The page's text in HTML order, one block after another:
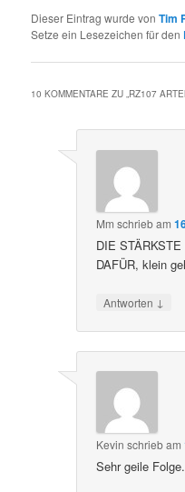
Dieser Eintrag wurde vonTim
Setze ein Lesezeichen für den
10 KOMMENTARE ZU „RZ107
Mm schriebam
DIE
DAFÜR, klein
Antworten ↓
Kevin schriebam
Sehr geile